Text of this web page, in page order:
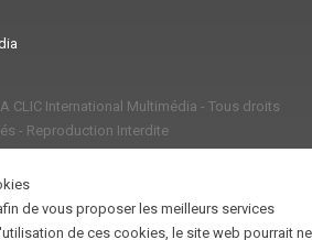
A CLIC International Multimédia - Tous droits
- Reproduction Interdite
de vous proposer les meilleurs services
de ces cookies, le site web pourrait ne